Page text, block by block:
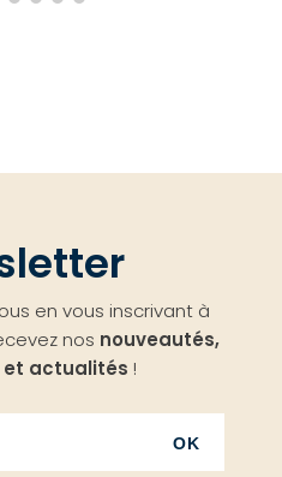
en vous inscrivant à
nos nouveautés,
et actualités !
OK